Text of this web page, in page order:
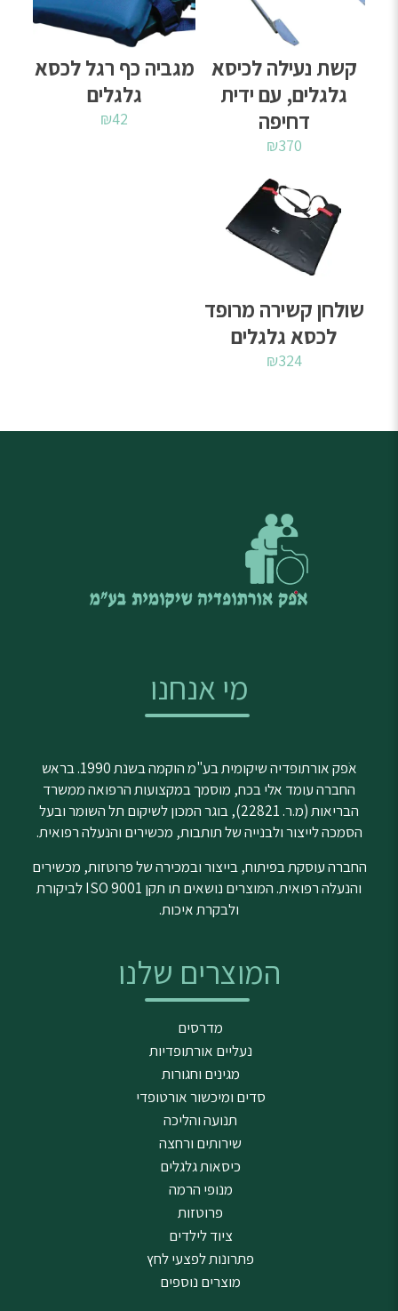
קשת נעילה לכיסא
גלגלים, עם ידית
דחיפה
₪370
מגביה כף רגל לכסא
גלגלים
₪42
שולחן קשירה מרופד
לכסא גלגלים
₪324
מי אנחנו
אֹפק אורתופדיה שיקומית בע"מ הוקמה בשנת 1990. בראש
החברה עומד אלי בכח, מוסמך במקצועות הרפואה ממשרד
הבריאות (מ.ר. 22821), בוגר המכון לשיקום תל השומר ובעל
הסמכה לייצור ולבנייה של תותבות, מכשירים והנעלה רפואית.
החברה עוסקת בפיתוח, בייצור ובמכירה של פרוטזות, מכשירים
והנעלה רפואית. המוצרים נושאים תו תקן ISO 9001 לביקורת
ולבקרת איכות.
המוצרים שלנו
מדרסים
נעליים אורתופדיות
מגינים וחגורות
סדים ומיכשור אורטופדי
תנועה והליכה
שירותים ורחצה
כיסאות גלגלים
מנופי הרמה
פרוטזות
ציוד לילדים
פתרונות לפצעי לחץ
מוצרים נוספים